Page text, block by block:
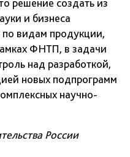
решение создать из
и бизнеса
по видам продукции,
ФНТП, в задачи
над разработкой,
новых подпрограмм
научно-
России